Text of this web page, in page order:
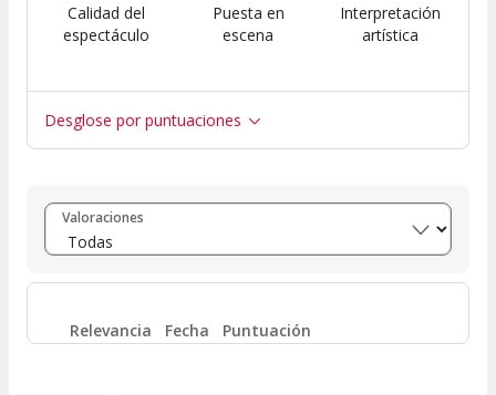
Calidad del
espectáculo
Puesta en
escena
Interpretación
artística
Desglose por puntuaciones
Entre 8 y 10 (0)
Entre 6 y 8 (1)
Entre 4 y 6 0
Valoraciones
Relevancia Fecha Puntuación